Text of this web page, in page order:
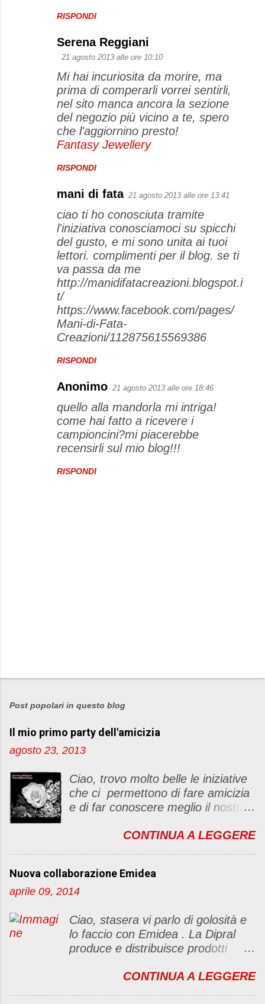
RISPONDI
Serena Reggiani
21 agosto 2013 alle ore 10:10
Mi hai incuriosita da morire, ma
prima di comperarli vorrei sentirli,
nel sito manca ancora la sezione
del negozio più vicino a te, spero
che l'aggiornino presto!
Fantasy Jewellery
RISPONDI
mani di fata 21 agosto 2013 alle ore 13:41
ciao ti ho conosciuta tramite
l'iniziativa conosciamoci su spicchi
del gusto, e mi sono unita ai tuoi
lettori. complimenti per il blog. se ti
va passa da me
http://manidifatacreazioni.blogspot.i
t/
https://www.facebook.com/pages/
Mani-di-Fata-
Creazioni/112875615569386
RISPONDI
Anonimo 21 agosto 2013 alle ore 18:46
quello alla mandorla mi intriga!
come hai fatto a ricevere i
campioncini?mi piacerebbe
recensirli sul mio blog!!!
RISPONDI
P
s
a
u
c
o
m
m
t
o
Post popolari in questo blog
Il mio primo party dell'amicizia
agosto 23, 2013
Ciao, trovo molto belle le iniziative
che ci permettono di fare amicizia
e di far conoscere meglio il nostro
un "party" dell'amicizia .... Mi
post, ma anche di sentimenti ed
emozioni. Non siete obbligate a
avete il tempo bene, altrimenti no
problem. :D Le regole sono le
seguenti 1) Prelevare l'immagine
blog con il link del mio
http://foodandbeautypassion.blogs
CONTINUA A LEGGERE
Nuova collaborazione Emidea
aprile 09, 2014
Ciao, stasera vi parlo di golosità e
lo faccio con Emidea . La Dipral
produce e distribuisce prodotti
qualità a marchio Emidea (rivolti
CONTINUA A LEGGERE